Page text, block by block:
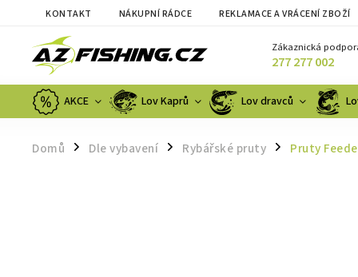
KONTAKT NÁKUPNÍ RÁDCE REKLAMACE A VRÁCENÍ ZBOŽÍ
Zákaznická
277 277 002
AKCE Lov Kaprů Lov dravců
Domů / Dle vybavení / Rybářské pruty / Pruty